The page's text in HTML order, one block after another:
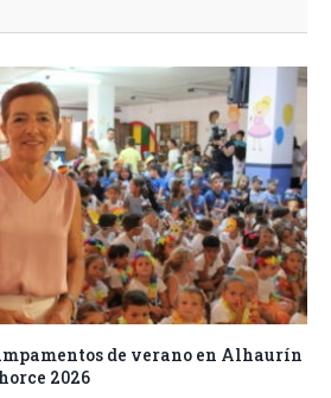
de verano en Alhaurín
2026